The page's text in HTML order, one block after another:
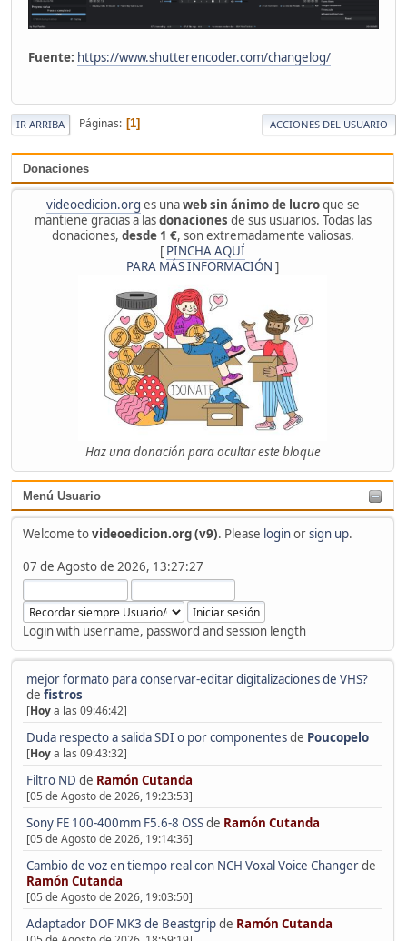
Donaciones
videoedicion.org es unaweb sin ánimo de lucroque se
mantiene gracias a lasdonaciones de sus usuarios. Todas las
donaciones, desde 1 €, son extremadamente valiosas.
[ PINCHA AQUÍ
PARA MÁS INFORMACIÓN ]
Haz una donación para ocultar este bloque
Menú Usuario
Welcome tovideoedicion.org (v9). Please loginorsign up.
07 de Agosto de 2026, 13:27:27
Login with username, password and session length
mejor formato para conservar-editar digitalizaciones de VHS?
de fistros
[Hoya las 09:46:42]
Duda respecto a salida SDI o por componentesde Poucopelo
[Hoya las 09:43:32]
Filtro ND de Ramón Cutanda
[05 de Agosto de 2026, 19:23:53]
Sony FE 100-400mm F5.6-8 OSSde Ramón Cutanda
[05 de Agosto de 2026, 19:14:36]
Cambio de voz en tiempo real con NCH Voxal Voice Changerde
Ramón Cutanda
[05 de Agosto de 2026, 19:03:50]
Adaptador DOF MK3 de Beastgripde Ramón Cutanda
Fuente: https://www.shutterencoder.com/changelog/
IR ARRIBA Páginas 1 ACCIONES DEL USUARIO